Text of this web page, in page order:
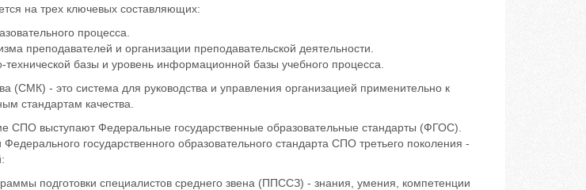
на трех ключевых составляющих:
процесса.
преподавателей и организации преподавательской деятельности.
базы и уровень информационной базы учебного процесса.
(СМК) - это система для руководства и управления организацией применительно к
стандартам качества.
СПО выступают Федеральные государственные образовательные стандарты (ФГОС).
государственного образовательного стандарта СПО третьего поколения -
подготовки специалистов среднего звена (ППССЗ) - знания, умения, компетенции